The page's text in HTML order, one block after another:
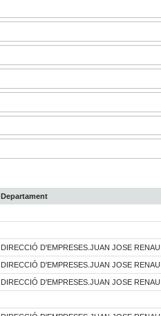
Departament
DIRECCIÓ D'EMPRESES.JUAN JOSE
DIRECCIÓ D'EMPRESES.JUAN JOSE
DIRECCIÓ D'EMPRESES.JUAN JOSE